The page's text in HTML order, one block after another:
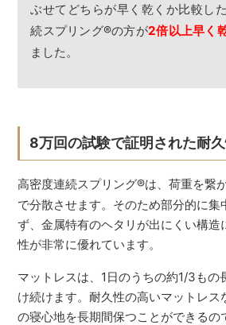
ぶせてどちらが早く乾くか比較し
続スプリング®の方が2倍以上早く
ました。
8万回の試験で証明された耐
高密度連続スプリング®は、荷重を繋
で分散させます。そのため部分的に集
ず、金属特有のヘタリが出にくい構造
性が非常に優れています。
マットレスは、1日のうちの約1/3もの
け続けます。耐久性の高いマットレス
の寝心地を長期間保つことができるの